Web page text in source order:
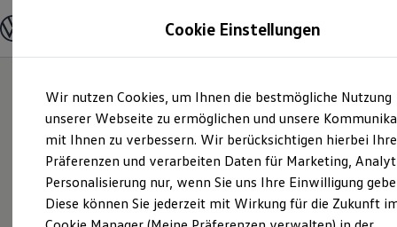
Hauptinhalt
springen
Footer
springen
Modelle und Konfigurator
Modelle vergleichen
Elektroautos
ENERGY Sondermodelle
Nutzfahrzeuge
SUV und CUV
Familienautos
Kombis
Kompaktwagen
Sportwagen
Cookie Einstellungen
Wir nutzen Cookies, um Ihnen die bestmögliche Nutzung
unserer Webseite zu ermöglichen und unsere
mit Ihnen zu verbessern. Wir berücksichtigen hierbei Ihre
Präferenzen und verarbeiten Daten für Marketing,
Personalisierung nur, wenn Sie uns Ihre Einwilligung
Diese können Sie jederzeit mit Wirkung für die Zukunft